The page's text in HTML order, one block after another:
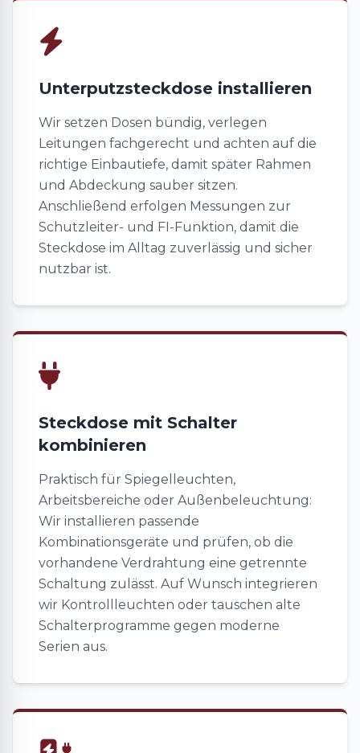
Unterputzsteckdose installieren
Wir setzen Dosen bündig, verlegen
Leitungen fachgerecht und achten auf die
richtige Einbautiefe, damit später Rahmen
und Abdeckung sauber sitzen.
Anschließend erfolgen Messungen zur
Schutzleiter- und FI-Funktion, damit die
Steckdose im Alltag zuverlässig und sicher
nutzbar ist.
Steckdose mit Schalter
kombinieren
Praktisch für Spiegelleuchten,
Arbeitsbereiche oder Außenbeleuchtung:
Wir installieren passende
Kombinationsgeräte und prüfen, ob die
vorhandene Verdrahtung eine getrennte
Schaltung zulässt. Auf Wunsch integrieren
wir Kontrollleuchten oder tauschen alte
Schalterprogramme gegen moderne
Serien aus.